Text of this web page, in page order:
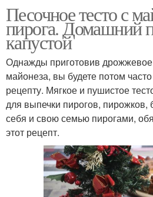
Песочное тесто с
пирога. Домашний
капустой
Однажды приготовив
майонеза, вы будете потом
рецепту. Мягкое и пушистое
для выпечки пирогов, пирожков,
себя и свою семью пирогами,
этот рецепт.